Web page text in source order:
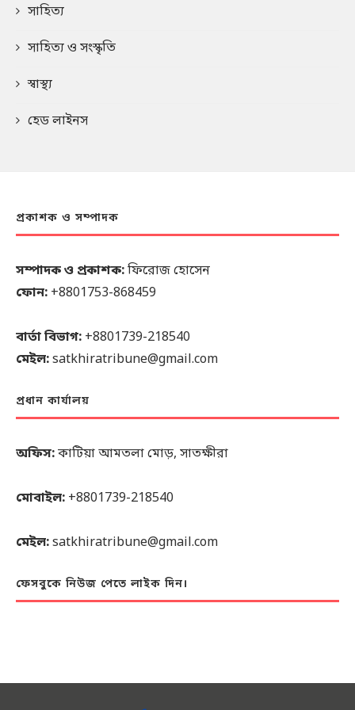
সাহিত্য
সাহিত্য ও সংস্কৃতি
স্বাস্থ্য
হেড লাইনস
প্রকাশক ও সম্পাদক
সম্পাদক ও প্রকাশক:ফিরোজ হোসেন
ফোন: +8801753-868459
বার্তা বিভাগ: +8801739-218540
মেইল:satkhiratribune@gmail.com
প্রধান কার্যালয়
অফিস:কাটিয়া আমতলা মোড়, সাতক্ষীরা
মোবাইল: +8801739-218540
মেইল:satkhiratribune@gmail.com
ফেসবুকে নিউজ পেতে লাইক দিন।